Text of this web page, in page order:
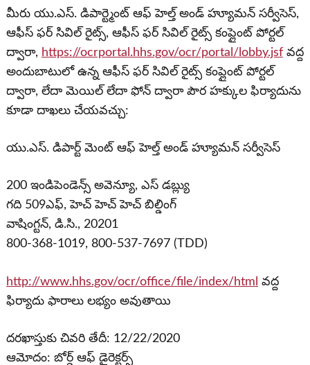
మీరు యు.ఎస్. డిపార్ట్మెంట్ ఆఫ్ హెల్త్ అండ్ హ్యూమన్ సర్వీసెస్,
ఆఫీస్ ఫర్ సివిల్ రైట్స్, ఆఫీస్ ఫర్ సివిల్ రైట్స్ కంప్లైంట్ పోర్టల్
ద్వారా, https://ocrportal.hhs.gov/ocr/portal/lobby.jsfవద్ద
అందుబాటులో ఉన్న ఆఫీస్ ఫర్ సివిల్ రైట్స్ కంప్లైంట్ పోర్టల్
ద్వారా, లేదా మెయిల్ లేదా ఫోన్ ద్వారా పౌర హక్కుల ఫిర్యాదును
కూడా దాఖలు చేయవచ్చు:
యు.ఎస్. డిపార్ట్ మెంట్ ఆఫ్ హెల్త్ అండ్ హ్యూమన్ సర్వీసెస్
200 ఇండిపెండెన్స్ అవెన్యూ, ఎస్ డబ్ల్యు
గది 509ఎఫ్, హెచ్ హెచ్ హెచ్ బిల్డింగ్
వాషింగ్టన్, డి.సి., 20201
800-368-1019, 800-537-7697 (TDD)
http://www.hhs.gov/ocr/office/file/index/html వద్ద
ఫిర్యాదు ఫారాలు లభ్యం అవుతాయి
దరఖాస్తుకు చివరి తేదీ: 12/22/2020
ఆమోదం: బోర్డ్ ఆఫ్ డైరెక్టర్స్